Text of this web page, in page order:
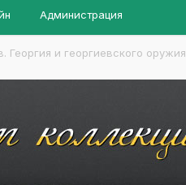
Администрация
Георгия и георгиевского оружия